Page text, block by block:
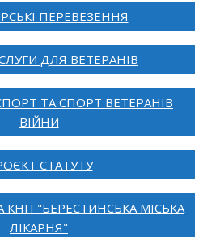
ПЕРЕВЕЗЕННЯ
ДЛЯ ВЕТЕРАНІВ
ТА СПОРТ ВЕТЕРАНІВ
ВІЙНИ
СТАТУТУ
"БЕРЕСТИНСЬКА МІСЬКА
ЛІКАРНЯ"